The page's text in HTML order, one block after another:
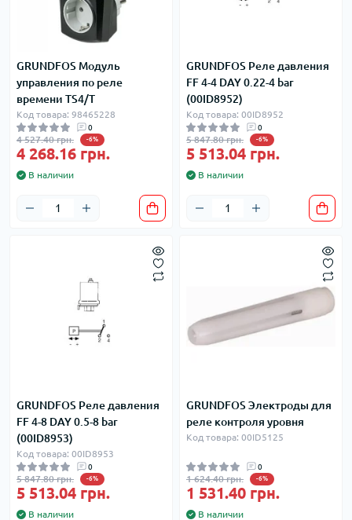
GRUNDFOS Модуль
управления по реле
времени TS4/T
Код товара: 98465228
0
4 527.40 грн. -6%
4 268.16 грн.
В наличии
GRUNDFOS Реле давления
FF 4-4 DAY 0.22-4 bar
(00ID8952)
Код товара: 00ID8952
0
5 847.80 грн. -6%
5 513.04 грн.
В наличии
GRUNDFOS Реле давления
FF 4-8 DAY 0.5-8 bar
(00ID8953)
Код товара: 00ID8953
0
5 847.80 грн. -6%
5 513.04 грн.
В наличии
GRUNDFOS Электроды для
реле контроля уровня
Код товара: 00ID5125
0
1 624.40 грн. -6%
1 531.40 грн.
В наличии